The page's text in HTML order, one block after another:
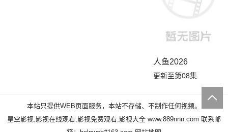
人鱼2026
更新至第08集
本站只提供WEB页面服务，本站不存储、不制作任何视频。
星空影视,影视在线观看,影视免费观看,影视大全 www.889nnn.com 联系邮